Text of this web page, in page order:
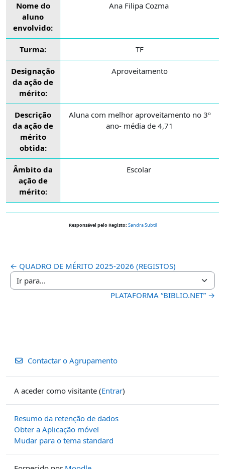
Nome do
aluno
envolvido:
Ana Filipa Cozma
Turma: TF
Designação
da ação de
mérito:
Aproveitamento
Descrição
da ação de
mérito
obtida:
Aluna com melhor aproveitamento no 3º
ano- média de 4,71
Âmbito da
ação de
mérito:
Escolar
Responsável pelo Registo: Sandra Subtil
← QUADRO DE MÉRITO 2025-2026 (REGISTOS)
Ir para...
PLATAFORMA “BIBLIO.NET” →
Contactar o Agrupamento
A aceder como visitante (Entrar)
Resumo da retenção de dados
Obter a Aplicação móvel
Mudar para o tema standard